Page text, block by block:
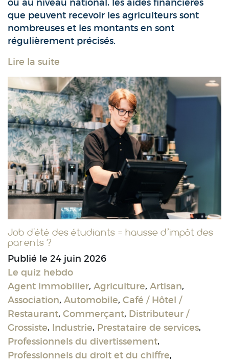
ou au niveau national, les aides financières
que peuvent recevoir les agriculteurs sont
nombreuses et les montants en sont
régulièrement précisés.
Lire la suite
Job d'été des étudiants = hausse d’impôt des
parents ?
Publié le 24 juin 2026
Le quiz hebdo
Agent immobilier, Agriculture, Artisan,
Association, Automobile, Café / Hôtel /
Restaurant, Commerçant, Distributeur /
Grossiste, Industrie, Prestataire de services,
Professionnels du divertissement,
Professionnels du droit et du chiffre,